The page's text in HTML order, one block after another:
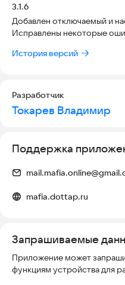
Версия:
3.1.6
Добавлен отключаемый и
Исправлены некоторые
История версий
Разработчик
Токарев Владимир
Поддержка
mafia.dottap.ru
Запрашиваемые
Приложение может
функциям устройства для